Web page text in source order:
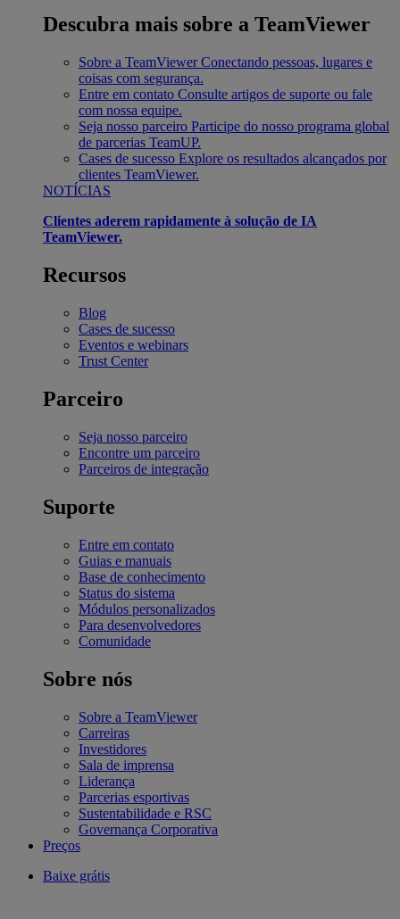
Descubra mais sobre a TeamViewer
Sobre a TeamViewer Conectando pessoas, lugares e
coisas com segurança.
Entre em contato Consulte artigos de suporte ou fale
com nossa equipe.
Seja nosso parceiro Participe do nosso programa global
de parcerias TeamUP.
Cases de sucesso Explore os resultados alcançados por
clientes TeamViewer.
NOTÍCIAS
Clientes aderem rapidamente à solução de IA
TeamViewer.
Recursos
Blog
Cases de sucesso
Eventos e webinars
Trust Center
Parceiro
Seja nosso parceiro
Encontre um parceiro
Parceiros de integração
Suporte
Entre em contato
Guias e manuais
Base de conhecimento
Status do sistema
Módulos personalizados
Para desenvolvedores
Comunidade
Sobre nós
Sobre a TeamViewer
Carreiras
Investidores
Sala de imprensa
Liderança
Parcerias esportivas
Sustentabilidade e RSC
Governança Corporativa
Preços
Baixe grátis